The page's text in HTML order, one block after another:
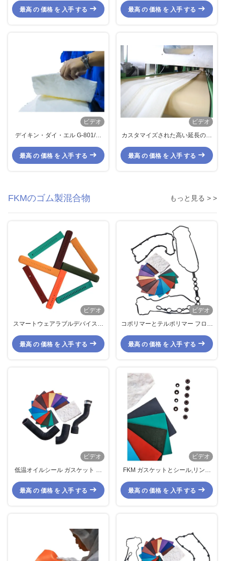
ンポーンド
最高 の 価格 を 入手 する
性Fluoroelastomer A601C
最高 の 価格 を 入手 する
ビデオ
デイキン・ダイ・エル G-801/G-
ラストマー化合物 オイルシール
最高 の 価格 を 入手 する
ビデオ
カスタマイズされた高い延長の強
Fluoroelastomer
最高 の 価格 を 入手 する
FKMのゴム製混合物 もっと見る > >
ビデオ
スマートウェアラブルデバイス用
ンパウンド フッ素ゴムコンパウン
ド
最高 の 価格 を 入手 する
ビデオ
コポリマーとテルポリマー フロロ
最高 の 価格 を 入手 する
ビデオ
低温オイルシール ガスケット オ
最高 の 価格 を 入手 する
ビデオ
FKM ガスケットとシール,リング
化合物
最高 の 価格 を 入手 する